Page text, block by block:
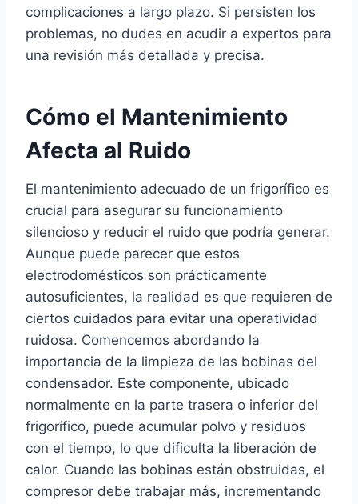
complicaciones a largo plazo. Si persisten los
problemas, no dudes en acudir a expertos para
una revisión más detallada y precisa.
Cómo el Mantenimiento
Afecta al Ruido
El mantenimiento adecuado de un frigorífico es
crucial para asegurar su funcionamiento
silencioso y reducir el ruido que podría generar.
Aunque puede parecer que estos
electrodomésticos son prácticamente
autosuficientes, la realidad es que requieren de
ciertos cuidados para evitar una operatividad
ruidosa. Comencemos abordando la
importancia de la limpieza de las bobinas del
condensador. Este componente, ubicado
normalmente en la parte trasera o inferior del
frigorífico, puede acumular polvo y residuos
con el tiempo, lo que dificulta la liberación de
calor. Cuando las bobinas están obstruidas, el
compresor debe trabajar más, incrementando